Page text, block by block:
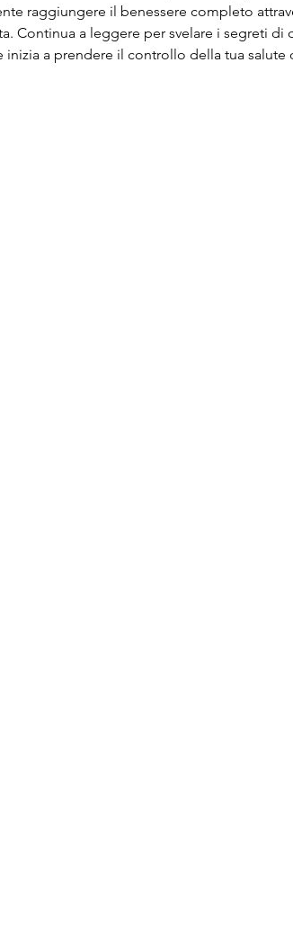
raggiungere il benessere completo
Continua a leggere per svelare i segreti di
inizia a prendere il controllo della tua salute